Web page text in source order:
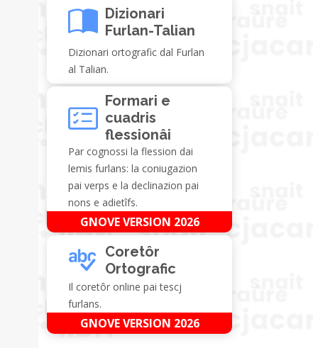
Dizionari
Furlan-Talian
Dizionari ortografic dal Furlan
al Talian.
Formari e
cuadris
flessionâi
Par cognossi la flession dai
lemis furlans: la coniugazion
pai verps e la declinazion pai
nons e adietîfs.
GNOVE VERSION 2026
Coretôr
Ortografic
Il coretôr online pai tescj
furlans.
GNOVE VERSION 2026